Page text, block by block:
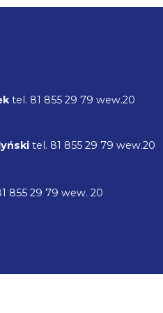
tel. 81 855 29 79 wew.20
tel. 81 855 29 79 wew.20
855 29 79 wew. 20